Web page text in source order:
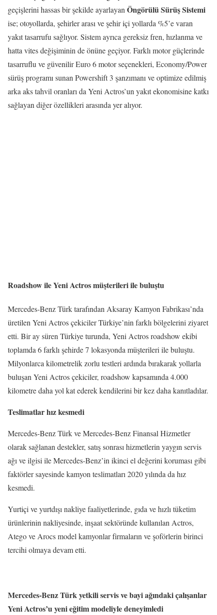
geçişlerini hassas bir şekilde ayarlayan Öngörülü Sürüş Sistemi
ise; otoyollarda, şehirler arası ve şehir içi yollarda %5’e varan
yakıt tasarrufu sağlıyor. Sistem ayrıca gereksiz fren, hızlanma ve
hatta vites değişiminin de önüne geçiyor. Farklı motor güçlerinde
tasarruflu ve güvenilir Euro 6 motor seçenekleri, Economy/Power
sürüş programı sunan Powershift 3 şanzımanı ve optimize edilmiş
arka aks tahvil oranları da Yeni Actros’un yakıt ekonomisine katkı
sağlayan diğer özellikleri arasında yer alıyor.
Roadshow ile Yeni Actros müşterileri ile buluştu
Mercedes-Benz Türk tarafından Aksaray Kamyon Fabrikası’nda
üretilen Yeni Actros çekiciler Türkiye’nin farklı bölgelerini ziyaret
etti. Bir ay süren Türkiye turunda, Yeni Actros roadshow ekibi
toplamda 6 farklı şehirde 7 lokasyonda müşterileri ile buluştu.
Milyonlarca kilometrelik zorlu testleri ardında bırakarak yollarla
buluşan Yeni Actros çekiciler, roadshow kapsamında 4.000
kilometre daha yol kat ederek kendilerini bir kez daha kanıtladılar.
Teslimatlar hız kesmedi
Mercedes-Benz Türk ve Mercedes-Benz Finansal Hizmetler
olarak sağlanan destekler, satış sonrası hizmetlerin yaygın servis
ağı ve ilgisi ile Mercedes-Benz’in ikinci el değerini koruması gibi
faktörler sayesinde kamyon teslimatları 2020 yılında da hız
kesmedi.
Yurtiçi ve yurtdışı nakliye faaliyetlerinde, gıda ve hızlı tüketim
ürünlerinin nakliyesinde, inşaat sektöründe kullanılan Actros,
Atego ve Arocs model kamyonlar firmaların ve şoförlerin birinci
tercihi olmaya devam etti.
Mercedes-Benz Türk yetkili servis ve bayi ağındaki çalışanlar
Yeni Actros’u yeni eğitim modeliyle deneyimledi